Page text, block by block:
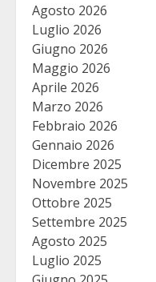
Agosto 2026
Luglio 2026
Giugno 2026
Maggio 2026
Aprile 2026
Marzo 2026
Febbraio 2026
Gennaio 2026
Dicembre 2025
Novembre 2025
Ottobre 2025
Settembre 2025
Agosto 2025
Luglio 2025